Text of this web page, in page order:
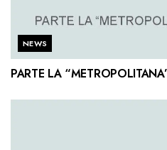
NEWS
PARTE LA